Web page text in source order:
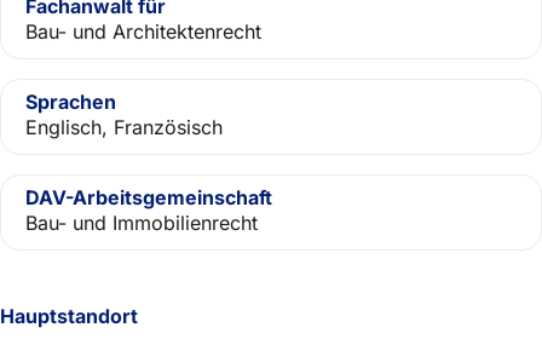
Hauptstandort
Fachanwalt für
Bau- und Architektenrecht
Sprachen
Englisch, Französisch
DAV-Arbeitsgemeinschaft
Bau- und Immobilienrecht